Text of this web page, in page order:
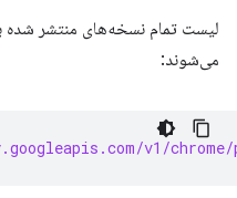
لیست تمام نسخه‌های منتشر شده
می‌شوند:
v1/